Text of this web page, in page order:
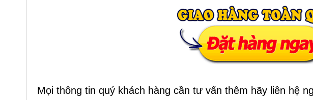
Mọi thông tin quý khách hàng cần tư vấn thêm hãy liên hệ